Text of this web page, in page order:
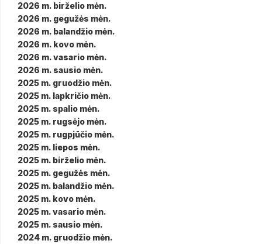
2026 m. birželio mėn.
2026 m. gegužės mėn.
2026 m. balandžio mėn.
2026 m. kovo mėn.
2026 m. vasario mėn.
2026 m. sausio mėn.
2025 m. gruodžio mėn.
2025 m. lapkričio mėn.
2025 m. spalio mėn.
2025 m. rugsėjo mėn.
2025 m. rugpjūčio mėn.
2025 m. liepos mėn.
2025 m. birželio mėn.
2025 m. gegužės mėn.
2025 m. balandžio mėn.
2025 m. kovo mėn.
2025 m. vasario mėn.
2025 m. sausio mėn.
2024 m. gruodžio mėn.